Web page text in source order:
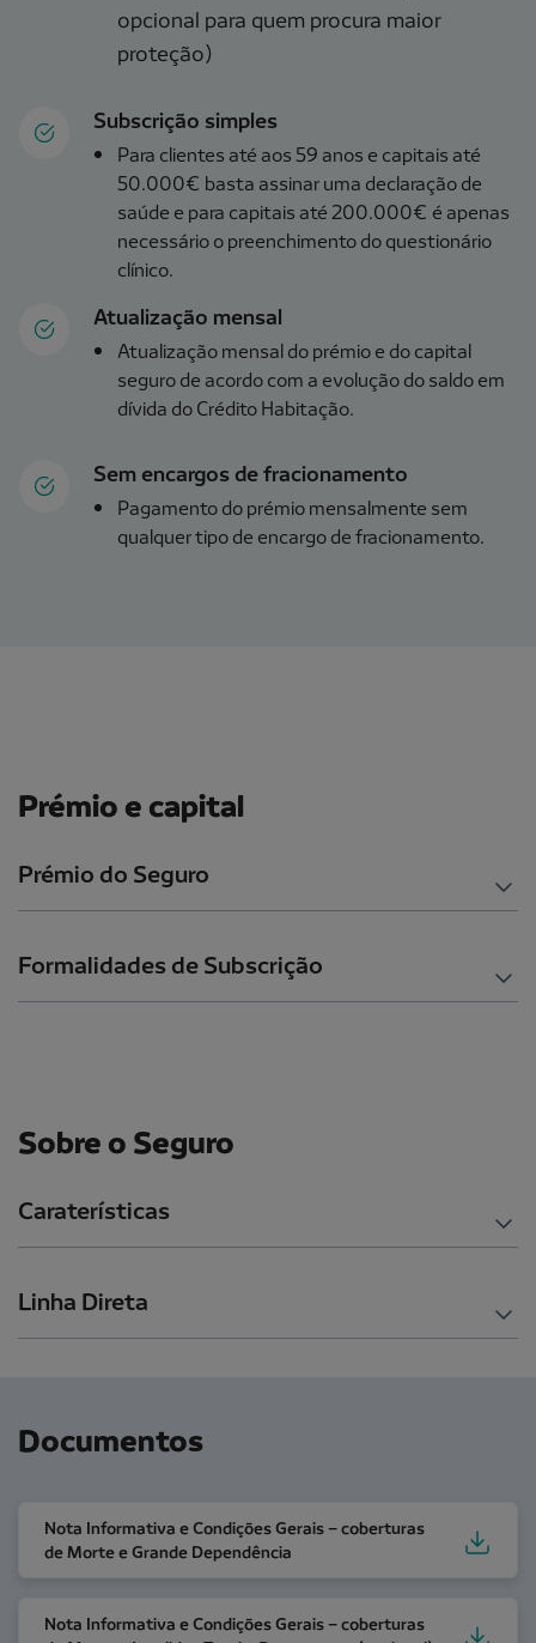
opcional para quem procura maior
proteção)
Subscrição simples
Para clientes até aos 59 anos e capitais até
50.000€ basta assinar uma declaração de
saúde e para capitais até 200.000€ é apenas
necessário o preenchimento do questionário
clínico.
Atualização mensal
Atualização mensal do prémio e do capital
seguro de acordo com a evolução do saldo em
dívida do Crédito Habitação.
Sem encargos de fracionamento
Pagamento do prémio mensalmente sem
qualquer tipo de encargo de fracionamento.
Prémio e capital
Prémio do Seguro
Formalidades de Subscrição
Sobre o Seguro
Caraterísticas
Linha Direta
Documentos
Nota Informativa e Condições Gerais – coberturas
de Morte e Grande Dependência
Nota Informativa e Condições Gerais – coberturas
Nota Informativa e Condições Gerais – coberturas
Nota Informativa e Condições Gerais – coberturas